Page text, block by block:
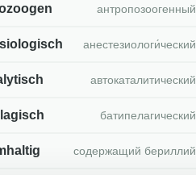
антропозоогенный
анестезиологи́ческий
автокаталитический
батипелагический
содержащий бериллий